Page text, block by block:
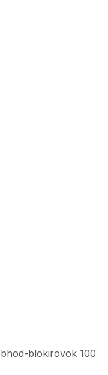
blokirovok 100